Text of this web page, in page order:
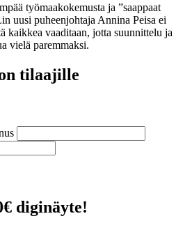
työmaakokemusta ja ”saappaat
uusi puheenjohtaja Annina Peisa ei
kaikkea vaaditaan, jotta suunnittelu ja
vielä paremmaksi.
tilaajille
diginäyte!